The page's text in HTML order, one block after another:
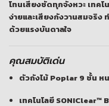
โทนเสียงชัดทุกจังหวะ เทคโ
ง่ายและเสียงกังวานสมจริง
ด้วยแรงบันดาลใจ
คุณสมบัติเด่น
ตัวถังไม้ Poplar 9 ชั้น ห
เทคโนโลยี SONIClear™